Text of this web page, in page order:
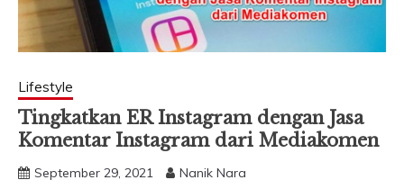
Lifestyle
Tingkatkan ER Instagram dengan Jasa
Komentar Instagram dari Mediakomen
September 29, 2021
Nanik Nara